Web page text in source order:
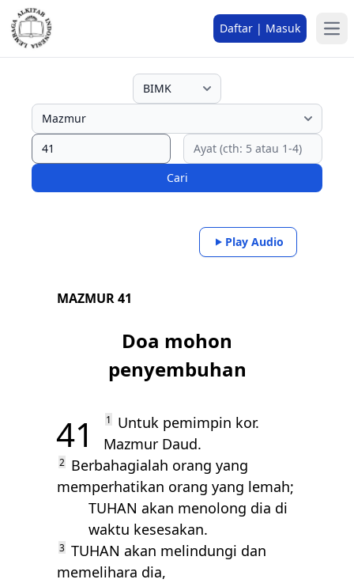
Daftar | Masuk
Cari
Play Audio
MAZMUR 41
Doa mohon
penyembuhan
41 1
Untuk pemimpin kor.
Mazmur Daud.
2
Berbahagialah orang yang
memperhatikan orang yang lemah;
TUHAN akan menolong dia di
waktu kesesakan.
3 TUHAN akan melindungi dan
memelihara dia,